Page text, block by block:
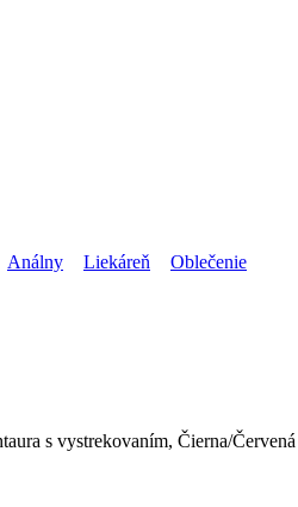
Análny Liekáreň
Oblečenie
s vystrekovaním, Čierna/Červená